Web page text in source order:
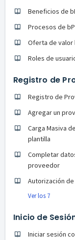
Beneficios de
Procesos de
Oferta de valor
Roles de
Registro de
Registro de
Agregar un
Carga Masiva
plantilla
Completar
proveedor
Autorización
Ver los 7
Inicio de
Iniciar sesión